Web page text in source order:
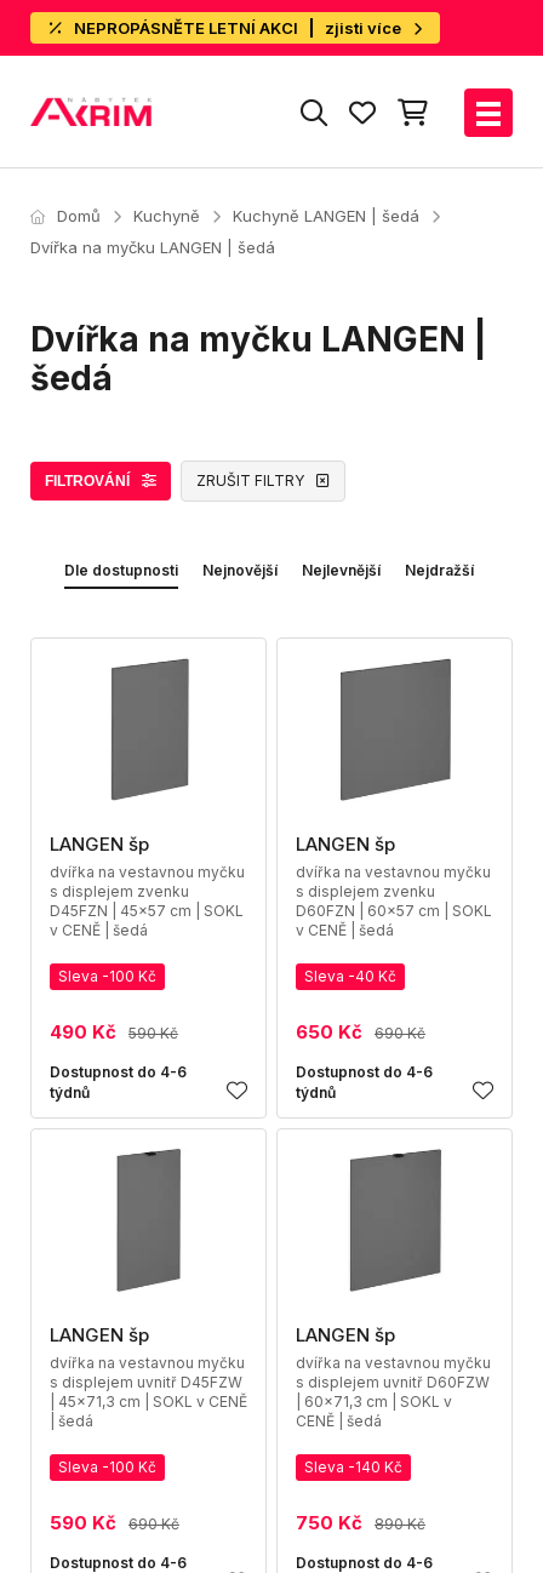
NEPROPÁSNĚTE LETNÍ AKCI zjisti více
Domů Kuchyně
Kuchyně LANGEN | šedá
Dvířka na myčku LANGEN | šedá
Dvířka na myčku LANGEN |
šedá
FILTROVÁNÍ ZRUŠIT FILTRY
Dle dostupnosti Nejnovější Nejlevnější Nejdražší
LANGEN šp
dvířka na vestavnou myčku
s displejem zvenku
D45FZN | 45x57 cm | SOKL
v CENĚ | šedá
Sleva -100 Kč
490 Kč 590 Kč
Dostupnost do 4-6
týdnů
LANGEN šp
dvířka na vestavnou myčku
s displejem zvenku
D60FZN | 60x57 cm | SOKL
v CENĚ | šedá
Sleva -40 Kč
650 Kč 690 Kč
Dostupnost do 4-6
týdnů
LANGEN šp
dvířka na vestavnou myčku
s displejem uvnitř D45FZW
| 45x71,3 cm | SOKL v CENĚ
| šedá
Sleva -100 Kč
590 Kč 690 Kč
Dostupnost do 4-6
LANGEN šp
dvířka na vestavnou myčku
s displejem uvnitř D60FZW
| 60x71,3 cm | SOKL v
CENĚ | šedá
Sleva -140 Kč
750 Kč 890 Kč
Dostupnost do 4-6